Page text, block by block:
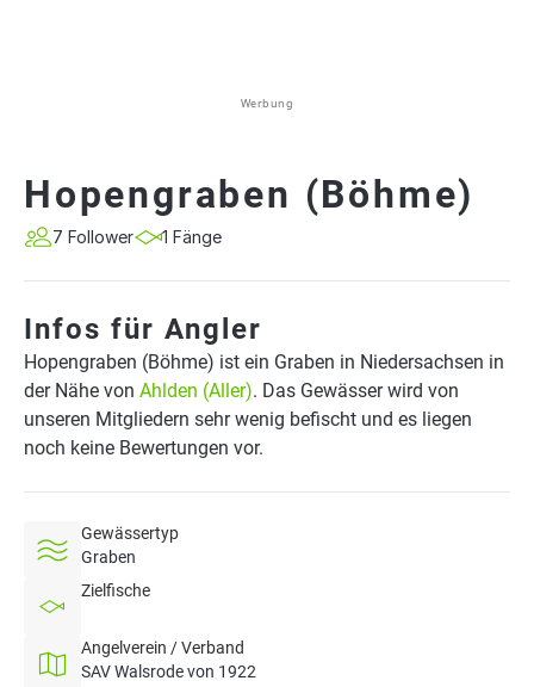
Werbung
Hopengraben (Böhme)
7 Follower 1 Fänge
Infos für Angler
Hopengraben (Böhme) ist ein Graben in Niedersachsen in
der Nähe von Ahlden (Aller). Das Gewässer wird von
unseren Mitgliedern sehr wenig befischt und es liegen
noch keine Bewertungen vor.
Gewässertyp
Graben
Zielfische
Angelverein / Verband
SAV Walsrode von 1922